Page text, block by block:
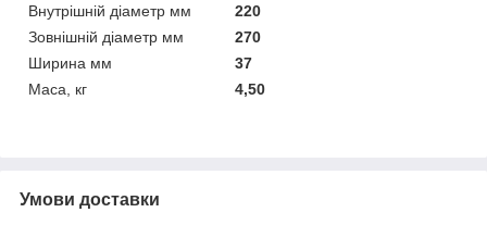
Внутрішній діаметр мм
220
Зовнішній діаметр мм
270
Ширина мм
37
Маса, кг
4,50
Умови доставки